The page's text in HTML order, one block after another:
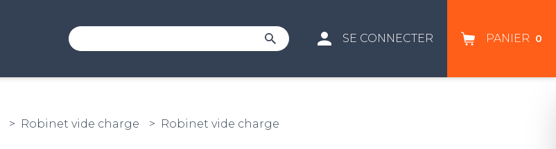
SE CONNECTER PANIER 0
Robinet vide charge Robinet vide charge